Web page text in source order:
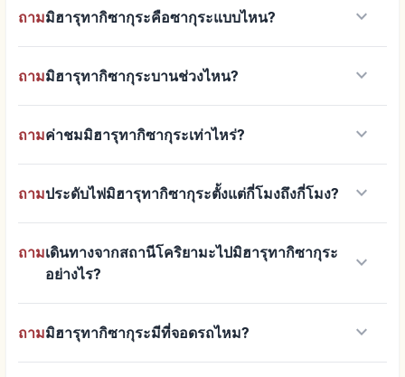
ถามมิฮารุทากิซากุระคือซากุระแบบไหน? keyboard_arrow_down
ถามมิฮารุทากิซากุระบานช่วงไหน? keyboard_arrow_down
ถามค่าชมมิฮารุทากิซากุระเท่าไหร่? keyboard_arrow_down
ถามประดับไฟมิฮารุทากิซากุระตั้งแต่กี่โมงถึงกี่โมง? keyboard_arrow_down
ถามเดินทางจากสถานีโคริยามะไปมิฮารุทากิซากุระ
อย่างไร?
keyboard_arrow_down
ถามมิฮารุทากิซากุระมีที่จอดรถไหม? keyboard_arrow_down